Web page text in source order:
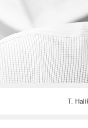
T.